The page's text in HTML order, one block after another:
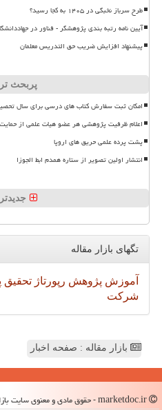
طرح سرباز نخبگی در ۱۴۰۵ به کجا رسید؟
آیین نامه رتبه بندی پژوهشگر - فناور در
پیشنهاد افزایش ضریب حق التدریس معلمان
پربحث
امکان ثبت سفارش کتاب های درسی برای سال تحصیلی
اعلام ظرفیت پژوهشی هر عضو هیات علمی از حمایت
پشت پرده علمی حریق های اروپا
انتشار اولین تصویر از ستاره همدم ابط الجوزا
تگهای بازار مقاله
آموزش پژوهش رپورتاژ تحقیق
شركت
بازار مقاله : صفحه اخبار